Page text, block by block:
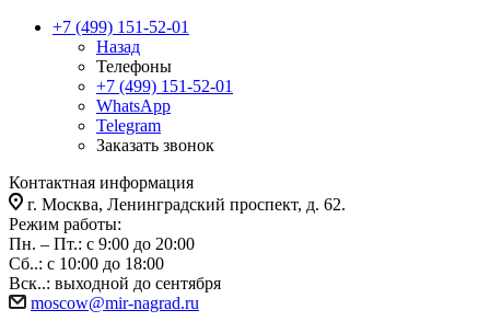
+7 (499) 151-52-01
Назад
Телефоны
+7 (499) 151-52-01
WhatsApp
Telegram
Заказать звонок
Контактная информация
г. Москва, Ленинградский проспект, д. 62.
Режим работы:
Пн. – Пт.: с 9:00 до 20:00
Сб..: с 10:00 до 18:00
Вск..: выходной до сентября
moscow@mir-nagrad.ru